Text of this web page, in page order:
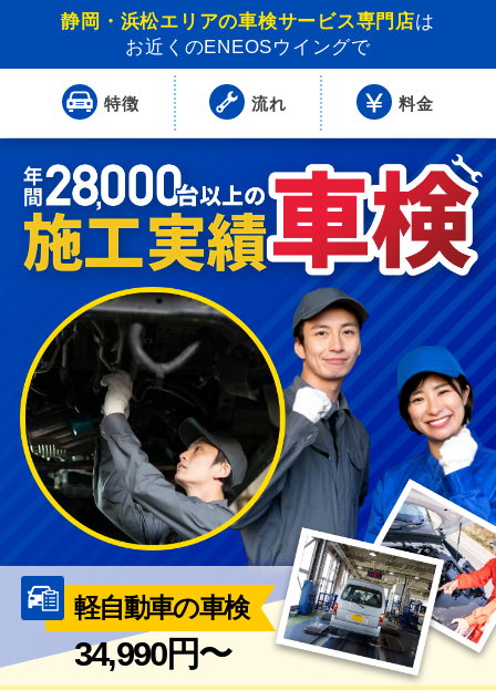
静岡・浜松エリアの車検サービス専門店は
お近くのENEOSウイングで
特徴 流れ 料金
軽自動車の車検
34,990円〜